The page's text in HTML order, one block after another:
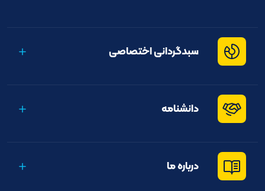
سبدگردانی اختصاصی
دانشنامه
درباره ما